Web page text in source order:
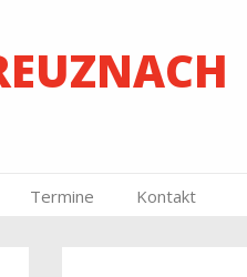
Termine Kontakt